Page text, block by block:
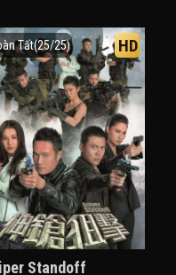
Tất(25/25) HD
Standoff